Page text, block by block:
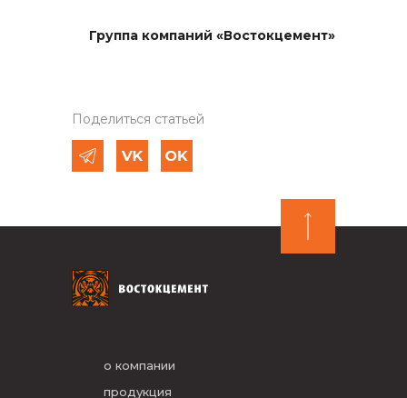
Группа компаний «Востокцемент»
Поделиться статьей
о компании
продукция